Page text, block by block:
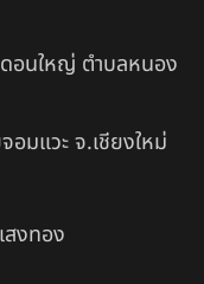
อนใหญ่ ตำบลหนอง
อมแวะ จ.เชียงใหม่
งทอง